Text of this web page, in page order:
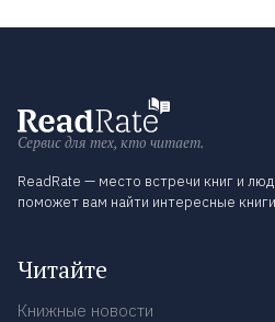
Сервис для тех, кто читает.
ReadRate — место встречи книг и
поможет вам найти интересные
Читайте
Книжные новости